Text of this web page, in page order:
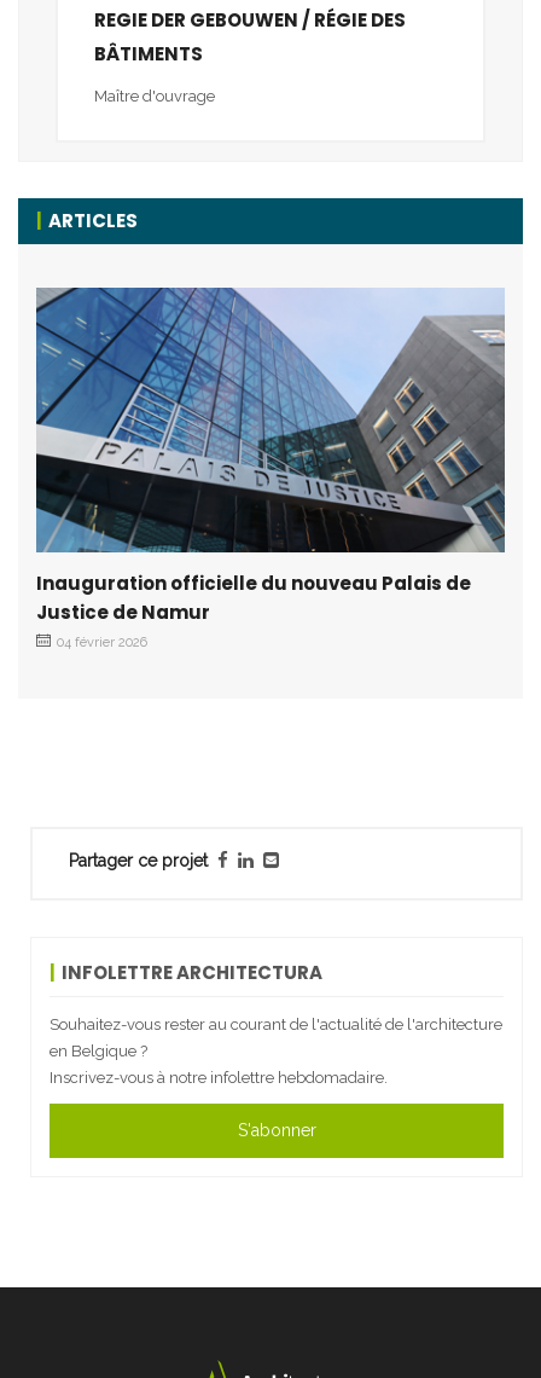
Partager ce projet
INFOLETTRE ARCHITECTURA
Souhaitez-vous rester au courant de l'actualité de l'architecture
en Belgique ?
Inscrivez-vous à notre infolettre hebdomadaire.
S'abonner
REGIE DER GEBOUWEN / RÉGIE DES
BÂTIMENTS
Maître d'ouvrage
ARTICLES
Inauguration officielle du nouveau Palais de
Justice de Namur
04 février 2026